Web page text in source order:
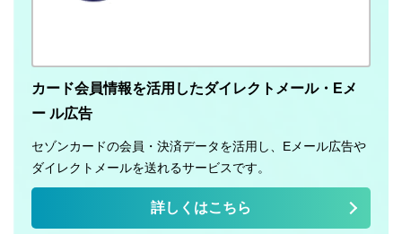
カード会員情報を活用したダイレクトメール・Eメ
ー ル広告
セゾンカードの会員・決済データを活用し、Eメール広告や
ダイレクトメールを送れるサービスです。
詳しくはこちら